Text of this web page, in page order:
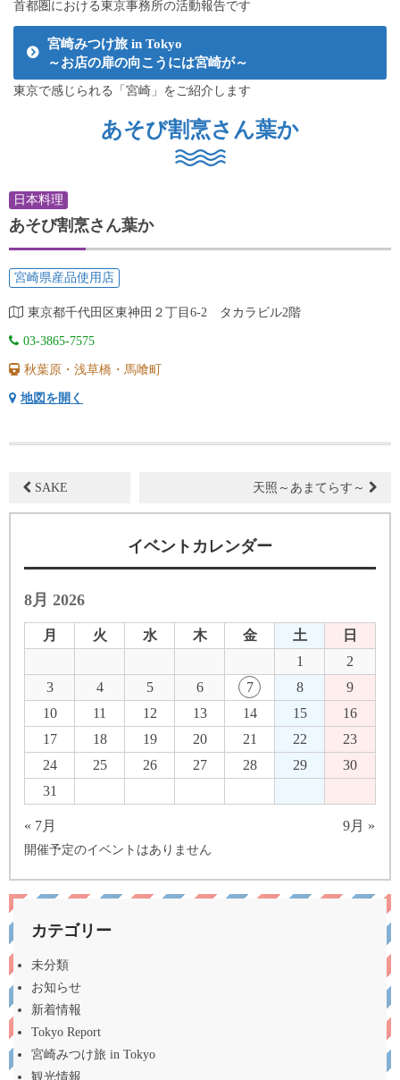
首都圏における東京事務所の活動報告です
宮崎みつけ旅 in Tokyo
～お店の扉の向こうには宮崎が～
東京で感じられる「宮崎」をご紹介します
あそび割烹さん葉か
日本料理
あそび割烹さん葉か
宮崎県産品使用店
東京都千代田区東神田２丁目6-2 タカラビル2階
03-3865-7575
秋葉原・浅草橋・馬喰町
地図を開く
SAKE 天照～あまてらす～
イベントカレンダー
8月 2026
月 火 水 木 金 土
日
1
2
3
4 5 6 7 8
9
10
11 12 13 14 15
16
17
18 19 20 21 22
23
24
25 26 27 28 29
30
31
« 7月 9月 »
開催予定のイベントはありません
カテゴリー
未分類
お知らせ
新着情報
Tokyo Report
宮崎みつけ旅 in Tokyo
観光情報